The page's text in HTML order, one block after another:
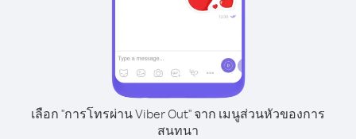
เลือก "การโทรผ่าน Viber Out" จาก เมนูส่วนหัวของการ
สนทนา